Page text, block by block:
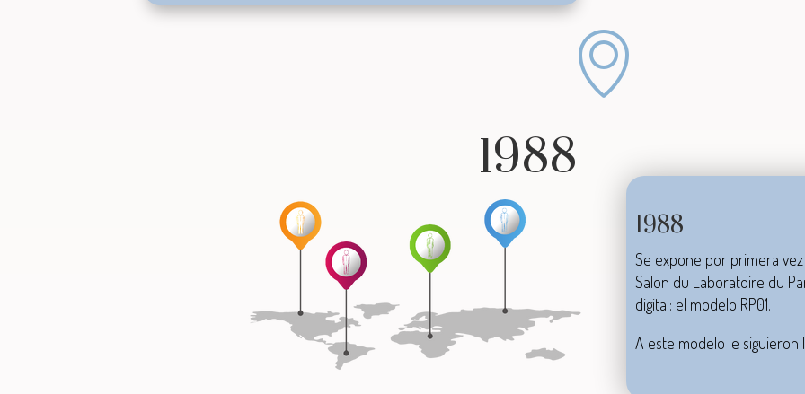
1988
1988
Se expone por primera
Salon du Laboratoire du
digital: el modelo RP01.
A este modelo le siguieron